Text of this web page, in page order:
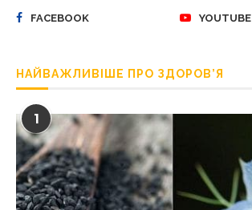
FACEBOOK YOUTUBE
НАЙВАЖЛИВІШЕ ПРО ЗДОРОВ’Я
1